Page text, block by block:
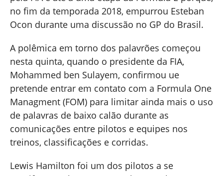
no fim da temporada 2018, empurrou Esteban
Ocon durante uma discussão no GP do Brasil.
A polêmica em torno dos palavrões começou
nesta quinta, quando o presidente da FIA,
Mohammed ben Sulayem, confirmou ue
pretende entrar em contato com a Formula One
Managment (FOM) para limitar ainda mais o uso
de palavras de baixo calão durante as
comunicações entre pilotos e equipes nos
treinos, classificações e corridas.
Lewis Hamilton foi um dos pilotos a se